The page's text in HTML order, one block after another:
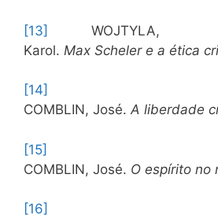
[13]
WOJTYLA,
Karol. Max Scheler e a ética
[14]
COMBLIN, José. A liberdade
[15]
COMBLIN, José. O espírito no
[16]